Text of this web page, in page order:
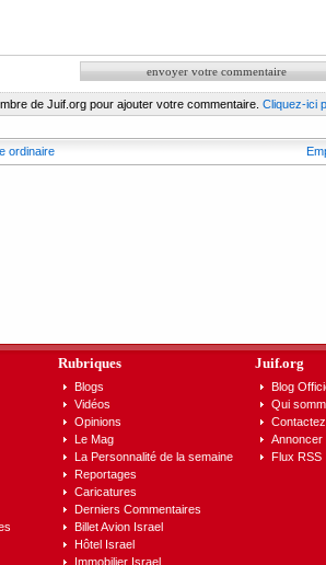
de Juif.org pour ajouter votre commentaire. Cliquez-ici
ordinaire
Rubriques
Blogs
Vidéos
Opinions
Le Mag
La Personnalité de la semaine
Reportages
Caricatures
Derniers Commentaires
Billet Avion Israel
Hôtel Israel
Immobilier Israel
Juif.org
Blog
Qui
Annoncer
Flux RSS